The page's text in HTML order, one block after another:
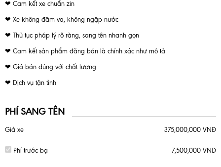
❤ Cam kết xe chuẩn zin
❤ Xe không đâm va, không ngập nước
❤ Thủ tục pháp lý rõ ràng, sang tên nhanh gọn
❤ Cam kết sản phẩm đăng bán là chính xác như mô tả
❤ Giá bán đúng với chất lượng
❤ Dịch vụ tận tình
PHÍ SANG TÊN
Giá xe 375,000,000 VNĐ
Phí trước bạ 7,500,000 VNĐ